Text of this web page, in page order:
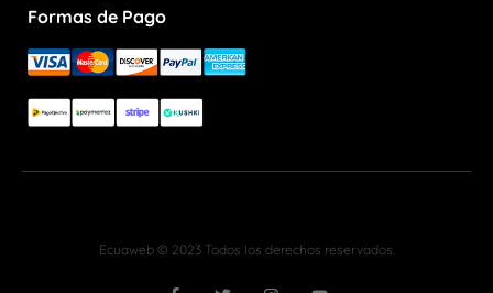
Formas de Pago
Ecuaweb © 2023 Todos los derechos reservados.